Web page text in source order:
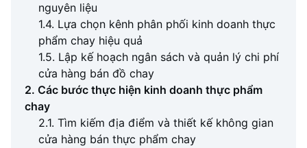
nguyên liệu
1.4. Lựa chọn kênh phân phối kinh doanh thực
phẩm chay hiệu quả
1.5. Lập kế hoạch ngân sách và quản lý chi phí
cửa hàng bán đồ chay
2. Các bước thực hiện kinh doanh thực phẩm
chay
2.1. Tìm kiếm địa điểm và thiết kế không gian
cửa hàng bán thực phẩm chay